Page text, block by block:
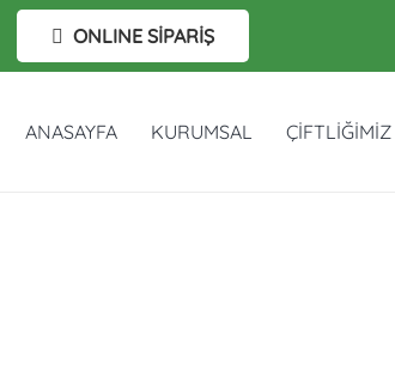
ONLINE SİPARİŞ
ANASAYFA KURUMSAL ÇİFTLİĞİMİZ